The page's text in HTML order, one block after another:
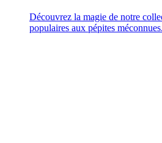
Découvrez la magie de notre
populaires aux pépites méconnues.